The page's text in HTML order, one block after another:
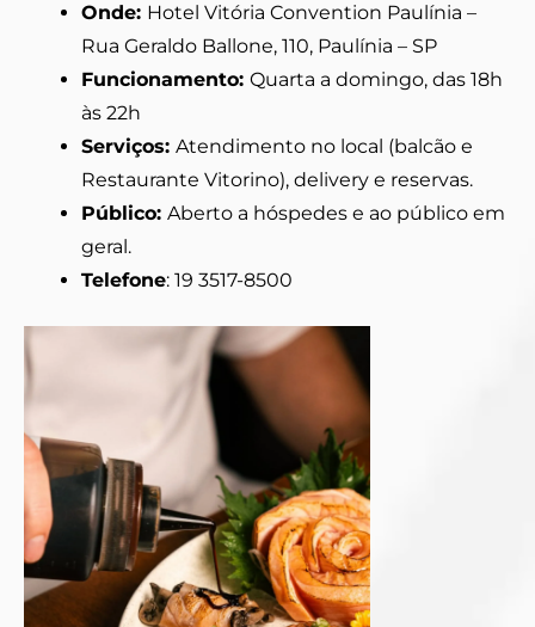
Onde: Hotel Vitória Convention Paulínia –
Rua Geraldo Ballone, 110, Paulínia – SP
Funcionamento: Quarta a domingo, das 18h
às 22h
Serviços: Atendimento no local (balcão e
Restaurante Vitorino), delivery e reservas.
Público: Aberto a hóspedes e ao público em
geral.
Telefone: 19 3517-8500